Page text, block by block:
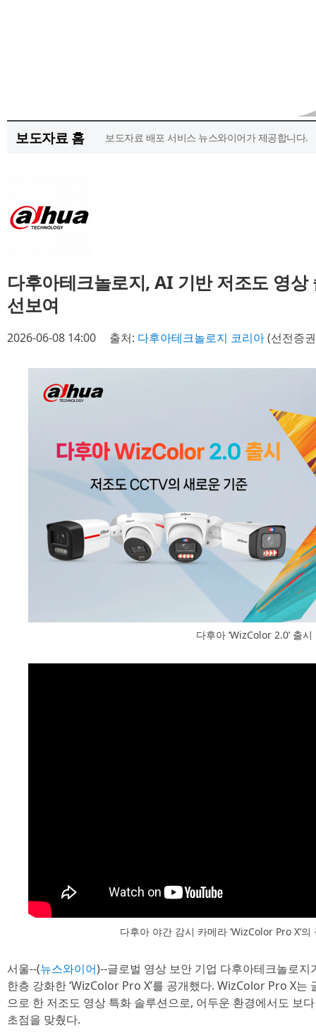
보도자료 홈 보도자료 배포 서비스 뉴스와이어가 제공합니다.
다후아테크놀로지, AI 기반 저조도 영상
선보여
2026-06-08 14:00 출처: 다후아테크놀로지 코리아(선전증
다후아 ‘WizColor 2.0’ 출시
다후아 야간 감시 카메라 ‘WizColor Pro X’
서울--(뉴스와이어)--글로벌 영상 보안 기업 다후아테크놀로
한층 강화한 ‘WizColor Pro X’를 공개했다. WizColor Pro X는
으로 한 저조도 영상 특화 솔루션으로, 어두운 환경에서도 보
초점을 맞췄다.